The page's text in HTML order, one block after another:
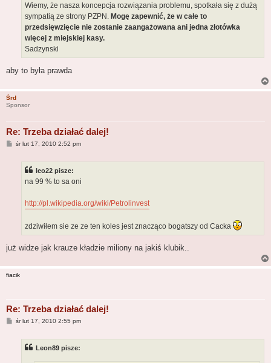
Wiemy, że nasza koncepcja rozwiązania problemu, spotkała się z dużą
sympatią ze strony PZPN. Mogę zapewnić, że w całe to
przedsięwzięcie nie zostanie zaangażowana ani jedna złotówka
więcej z miejskiej kasy.
Sadzynski
aby to była prawda
Śrd
Sponsor
Re: Trzeba działać dalej!
Pśr lut 17, 2010 2:52 pm
leo22 pisze:
na 99 % to sa oni
http://pl.wikipedia.org/wiki/Petrolinvest
zdziwiłem sie ze ze ten koles jest znacząco bogatszy od Cacka
już widze jak krauze kładzie miliony na jakiś klubik..
fiacik
Re: Trzeba działać dalej!
Pśr lut 17, 2010 2:55 pm
Leon89 pisze: